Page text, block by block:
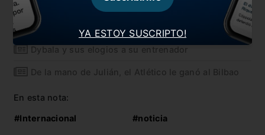
Simeone reaccionó en conferencia de prensa
Paredes habló de su cruce con Messi
Dybala y sus elogios a su entrenador
De la mano de Julián, el Atlético le ganó al Bilbao
En esta nota:
#Internacional #noticia
YA ESTOY SUSCRIPTO!